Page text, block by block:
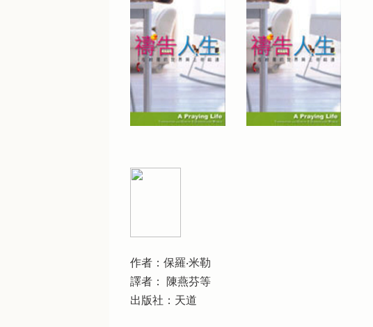
作者：保羅‧米勒
譯者： 陳燕芬等
出版社：天道